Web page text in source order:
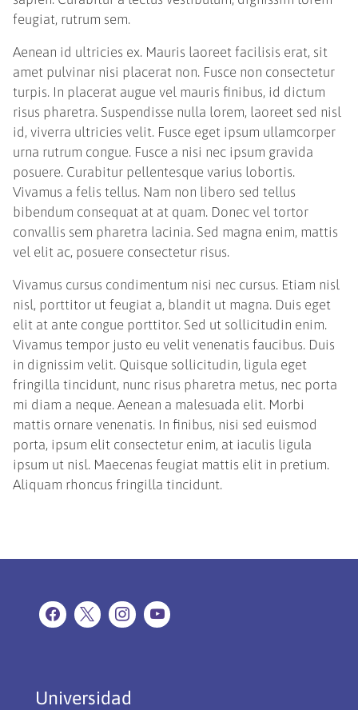
feugiat, rutrum sem.
Aenean id ultricies ex. Mauris laoreet facilisis erat, sit
amet pulvinar nisi placerat non. Fusce non consectetur
turpis. In placerat augue vel mauris finibus, id dictum
risus pharetra. Suspendisse nulla lorem, laoreet sed nisl
id, viverra ultricies velit. Fusce eget ipsum ullamcorper
urna rutrum congue. Fusce a nisi nec ipsum gravida
posuere. Curabitur pellentesque varius lobortis.
Vivamus a felis tellus. Nam non libero sed tellus
bibendum consequat at at quam. Donec vel tortor
convallis sem pharetra lacinia. Sed magna enim, mattis
vel elit ac, posuere consectetur risus.
Vivamus cursus condimentum nisi nec cursus. Etiam nisl
nisl, porttitor ut feugiat a, blandit ut magna. Duis eget
elit at ante congue porttitor. Sed ut sollicitudin enim.
Vivamus tempor justo eu velit venenatis faucibus. Duis
in dignissim velit. Quisque sollicitudin, ligula eget
fringilla tincidunt, nunc risus pharetra metus, nec porta
mi diam a neque. Aenean a malesuada elit. Morbi
mattis ornare venenatis. In finibus, nisi sed euismod
porta, ipsum elit consectetur enim, at iaculis ligula
ipsum ut nisl. Maecenas feugiat mattis elit in pretium.
Aliquam rhoncus fringilla tincidunt.
Universidad